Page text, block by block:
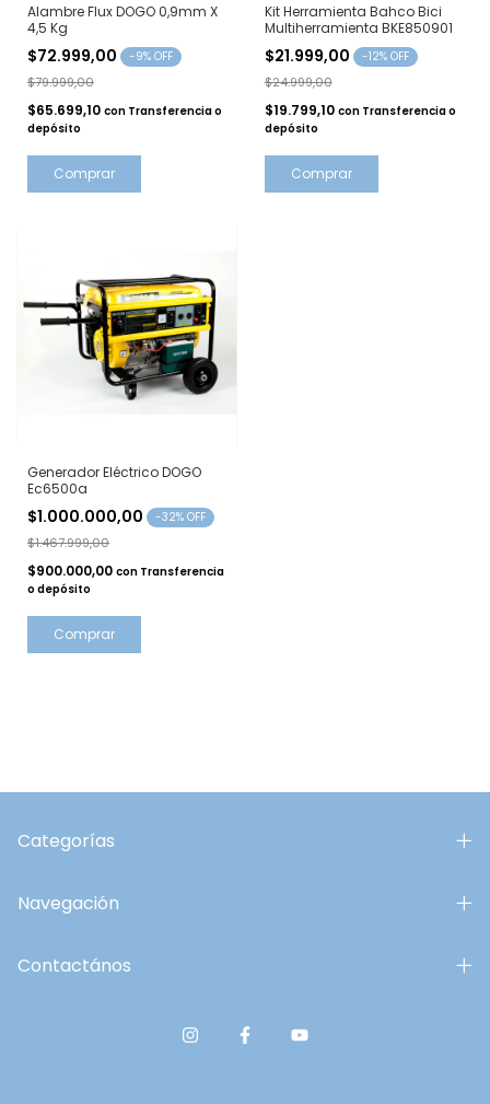
Alambre Flux DOGO 0,9mm X
4,5 Kg
$72.999,00 -9% OFF
$79.999,00
$65.699,10 con Transferencia o
depósito
Comprar
Kit Herramienta Bahco Bici
Multiherramienta BKE850901
$21.999,00 -12% OFF
$24.999,00
$19.799,10 con Transferencia o
depósito
Generador Eléctrico DOGO
Ec6500a
$1.000.000,00 -32% OFF
$1.467.999,00
$900.000,00 con Transferencia
o depósito
Categorías
Navegación
Contactános